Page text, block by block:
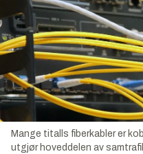
Mange titalls fiberkabler er
utgjør hoveddelen av